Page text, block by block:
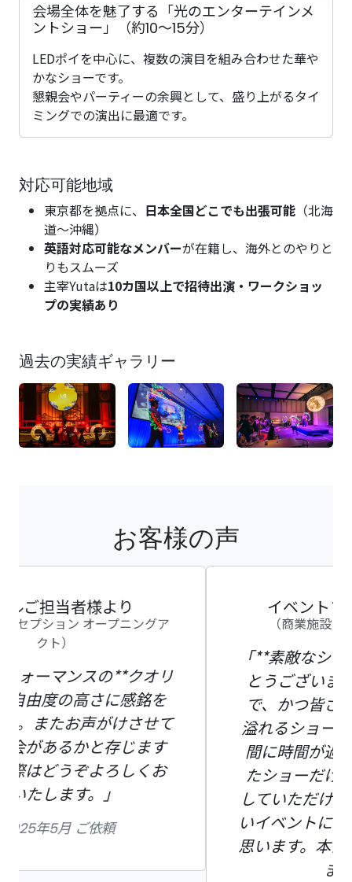
会場全体を魅了する「光のエンターテインメ
ントショー」（約10～15分）
LEDポイを中心に、複数の演目を組み合わせた華や
かなショーです。
懇親会やパーティーの余興として、盛り上がるタイ
ミングでの演出に最適です。
対応可能地域
東京都を拠点に、 日本全国どこでも出張可能 （北海
道〜沖縄）
英語対応可能なメンバーが在籍し、海外とのやりと
りもスムーズ
主宰Yutaは10カ国以上で招待出演・ワークショッ
プの実績あり
過去の実績ギャラリー
お客様の声
イベントプロモーター様より
（商業施設・クリスマスイベント）
「**素敵なショーと体験会をありが
とうございました。**多様な演出
で、かつ皆さんそれぞれの個性が
溢れるショーで2回ともあっという
間に時間が過ぎていきました。ま
たショーだけでなく体験会も実施
していただけて**とても満足度の高
いイベントにすることができた**と
思います。本当にありがとうござい
ました。」
Previous Next